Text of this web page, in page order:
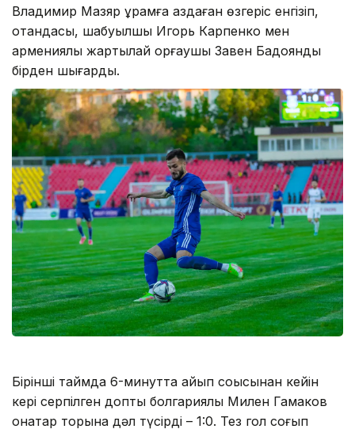
Владимир Мазяр құрамға аздаған өзгеріс енгізіп,
отандасы, шабуылшы Игорь Карпенко мен
армениялық жартылай қорғаушы Завен Бадоянды
бірден шығарды.
Бірінші таймда 6-минутта айып соққысынан кейін
кері серпілген допты болгариялық Милен Гамаков
қонақтар торына дәл түсірді – 1:0. Тез гол соғып